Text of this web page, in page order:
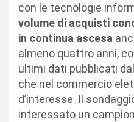
con le tecnologie
volume di acquisti
in continua ascesa
almeno quattro anni,
ultimi dati pubblicati
che nel commercio
d’interesse. Il
interessato un